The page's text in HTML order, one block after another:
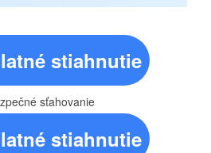
stiahnutie
sťahovanie
stiahnutie